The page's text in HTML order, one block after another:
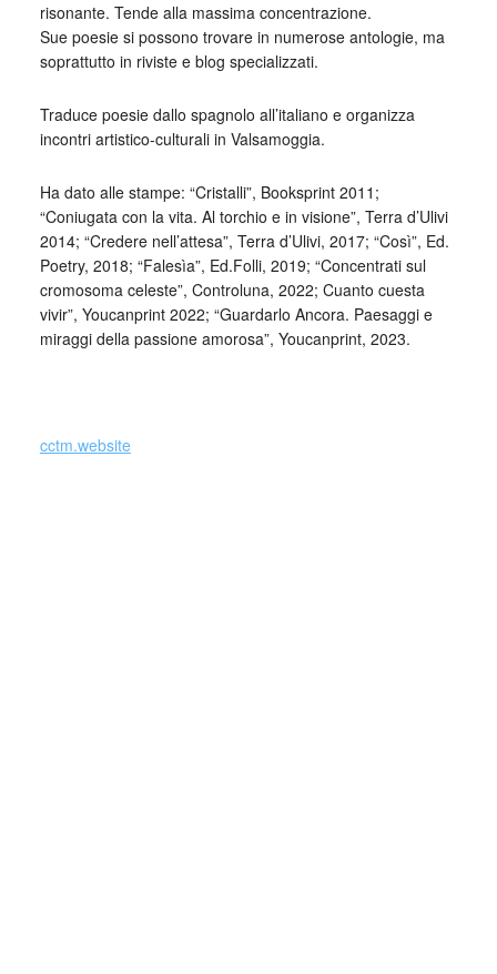
risonante. Tende alla massima concentrazione.
Sue poesie si possono trovare in numerose antologie, ma
soprattutto in riviste e blog specializzati.
Traduce poesie dallo spagnolo all’italiano e organizza
incontri artistico-culturali in Valsamoggia.
Ha dato alle stampe: “Cristalli”, Booksprint 2011;
“Coniugata con la vita. Al torchio e in visione”, Terra d’Ulivi
2014; “Credere nell’attesa”, Terra d’Ulivi, 2017; “Così”, Ed.
Poetry, 2018; “Falesìa”, Ed.Folli, 2019; “Concentrati sul
cromosoma celeste”, Controluna, 2022; Cuanto cuesta
vivir”, Youcanprint 2022; “Guardarlo Ancora. Paesaggi e
miraggi della passione amorosa”, Youcanprint, 2023.
cctm.website